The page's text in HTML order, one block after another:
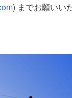
) までお願いい